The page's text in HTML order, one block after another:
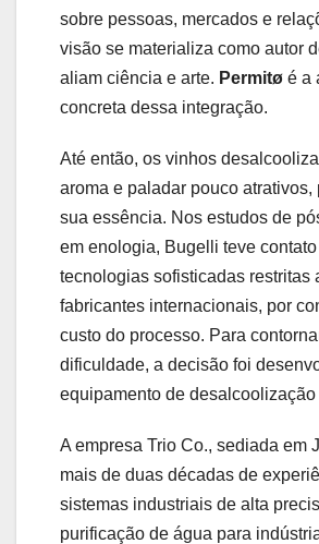
sobre pessoas, mercados e
visão se materializa como autor
aliam ciência e arte. Permitø é a
concreta dessa integração.
Até então, os vinhos
aroma e paladar pouco atrativos,
sua essência. Nos estudos de
em enologia, Bugelli teve
tecnologias sofisticadas restritas
fabricantes internacionais, por
custo do processo. Para
dificuldade, a decisão foi
equipamento de desalcoolização
A empresa Trio Co., sediada em
mais de duas décadas de
sistemas industriais de alta
purificação de água para